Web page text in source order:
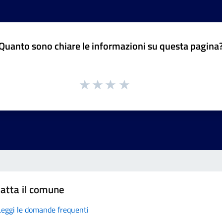
sono chiare le informazioni su questa
il comune
le domande frequenti